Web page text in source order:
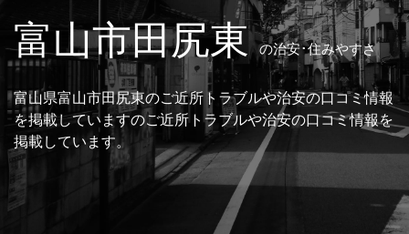
富山市田尻東の治安･住みやすさ
富山県富山市田尻東のご近所トラブルや治安の口コミ情報
を掲載していますのご近所トラブルや治安の口コミ情報を
掲載しています。